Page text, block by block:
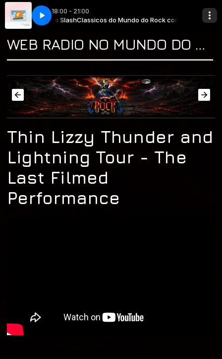
18:00 - 21:00
Rock com Tio SlashClassicos do Mundo do Rock com Tio Slash
- Little Martha The Allman Brothers Band - Little Martha
WEB RADIO NO MUNDO DO ROCK "A CASA DO CLASSIC ROCK & DO BLUES"
Thin Lizzy Thunder and
Lightning Tour - The
Last Filmed
Performance